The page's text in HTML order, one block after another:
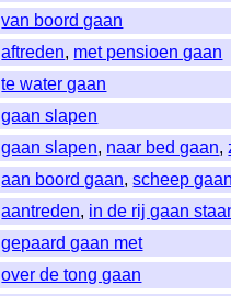
van boord gaan
aftreden, met pensioen gaan
te water gaan
gaan slapen
gaan slapen, naar bed gaan,
aan boord gaan,scheep
aantreden, in de rij gaan
gepaard gaan met
over de tong gaan